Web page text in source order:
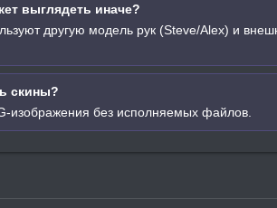
выглядеть иначе?
другую модель рук (Steve/Alex) и
скины?
изображения без исполняемых файлов.